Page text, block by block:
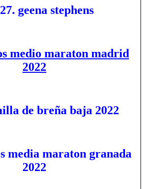
geena stephens
medio maraton madrid
2022
de breña baja 2022
media maraton granada
2022